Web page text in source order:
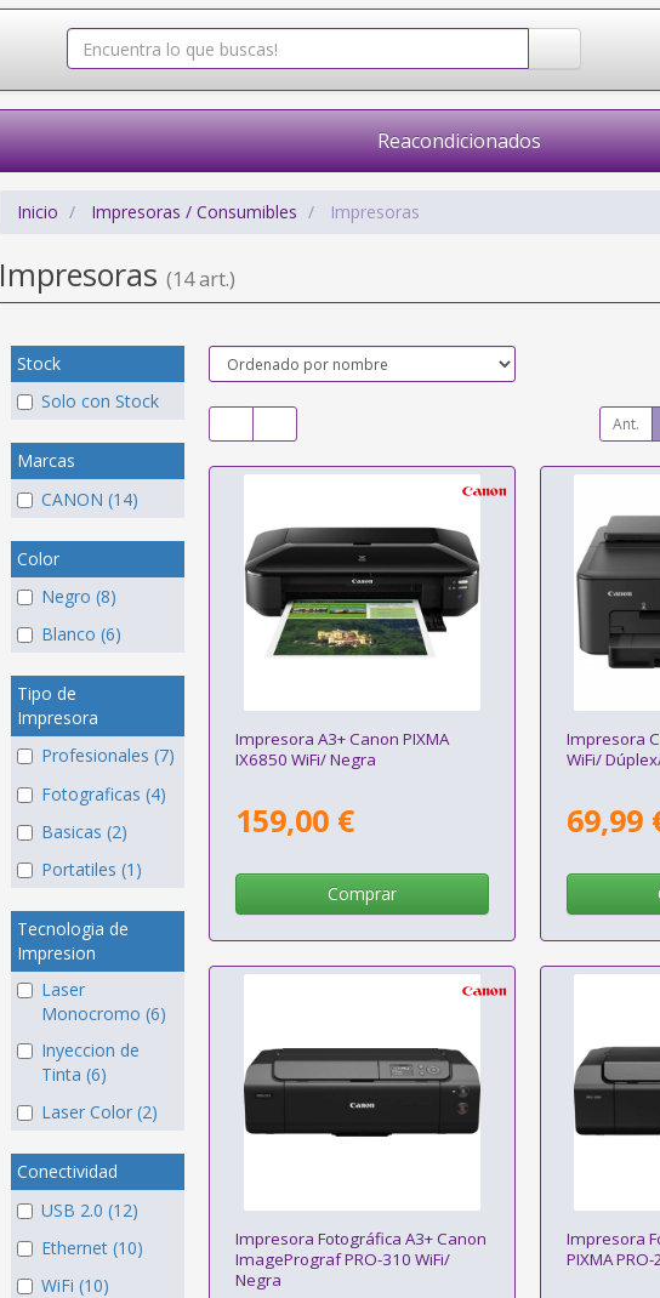
Reacondicionados
Inicio Impresoras / Consumibles Impresoras
Impresoras (14 art.)
Stock
Solo con Stock
Marcas
CANON (14)
Color
Negro (8)
Blanco (6)
Tipo de
Impresora
Profesionales (7)
Fotograficas (4)
Basicas (2)
Portatiles (1)
Tecnologia de
Impresion
Laser
Monocromo (6)
Inyeccion de
Tinta (6)
Laser Color (2)
Conectividad
USB 2.0 (12)
Ethernet (10)
WiFi (10)
Ant.
Impresora A3+ Canon PIXMA
IX6850 WiFi/ Negra
159,00 €
Comprar
Impresora
WiFi/
69,99
Impresora Fotográfica A3+ Canon
ImagePrograf PRO-310 WiFi/
Negra
Impresora
PIXMA